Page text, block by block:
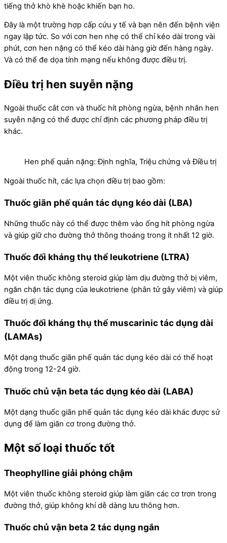
tiếng thở khò khè hoặc khiến bạn ho.
Đây là một trường hợp cấp cứu y tế và bạn nên đến bệnh viện
ngay lập tức. So với cơn hen nhẹ có thể chỉ kéo dài trong vài
phút, cơn hen nặng có thể kéo dài hàng giờ đến hàng ngày.
Và có thể đe dọa tính mạng nếu không được điều trị.
Điều trị hen suyễn nặng
Ngoài thuốc cắt cơn và thuốc hít phòng ngừa, bệnh nhân hen
suyễn nặng có thể được chỉ định các phương pháp điều trị
khác.
Hen phế quản nặng: Định nghĩa, Triệu chứng và Điều trị
Ngoài thuốc hít, các lựa chọn điều trị bao gồm:
Thuốc giãn phế quản tác dụng kéo dài (LBA)
Những thuốc này có thể được thêm vào ống hít phòng ngừa
và giúp giữ cho đường thở thông thoáng trong ít nhất 12 giờ.
Thuốc đối kháng thụ thể leukotriene (LTRA)
Một viên thuốc không steroid giúp làm dịu đường thở bị viêm,
ngăn chặn tác dụng của leukotriene (phân tử gây viêm) và giúp
điều trị dị ứng.
Thuốc đối kháng thụ thể muscarinic tác dụng dài
(LAMAs)
Một dạng thuốc giãn phế quản tác dụng kéo dài có thể hoạt
động trong 12-24 giờ.
Thuốc chủ vận beta tác dụng kéo dài (LABA)
Một dạng thuốc giãn phế quản tác dụng kéo dài khác được sử
dụng để làm giãn cơ trong đường thở.
Một số loại thuốc tốt
Theophylline giải phóng chậm
Một viên thuốc không steroid giúp làm giãn các cơ trơn trong
đường thở, giúp không khí dễ dàng lưu thông hơn.
Thuốc chủ vận beta 2 tác dụng ngắn